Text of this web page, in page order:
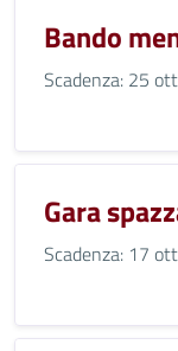
Bando
Scadenza: 25
Gara
Scadenza: 17